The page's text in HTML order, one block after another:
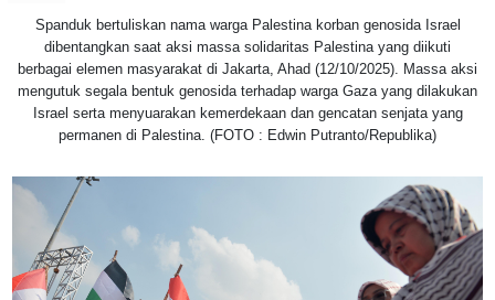
Spanduk bertuliskan nama warga Palestina korban genosida Israel
dibentangkan saat aksi massa solidaritas Palestina yang diikuti
berbagai elemen masyarakat di Jakarta, Ahad (12/10/2025). Massa aksi
mengutuk segala bentuk genosida terhadap warga Gaza yang dilakukan
Israel serta menyuarakan kemerdekaan dan gencatan senjata yang
permanen di Palestina. (FOTO : Edwin Putranto/Republika)